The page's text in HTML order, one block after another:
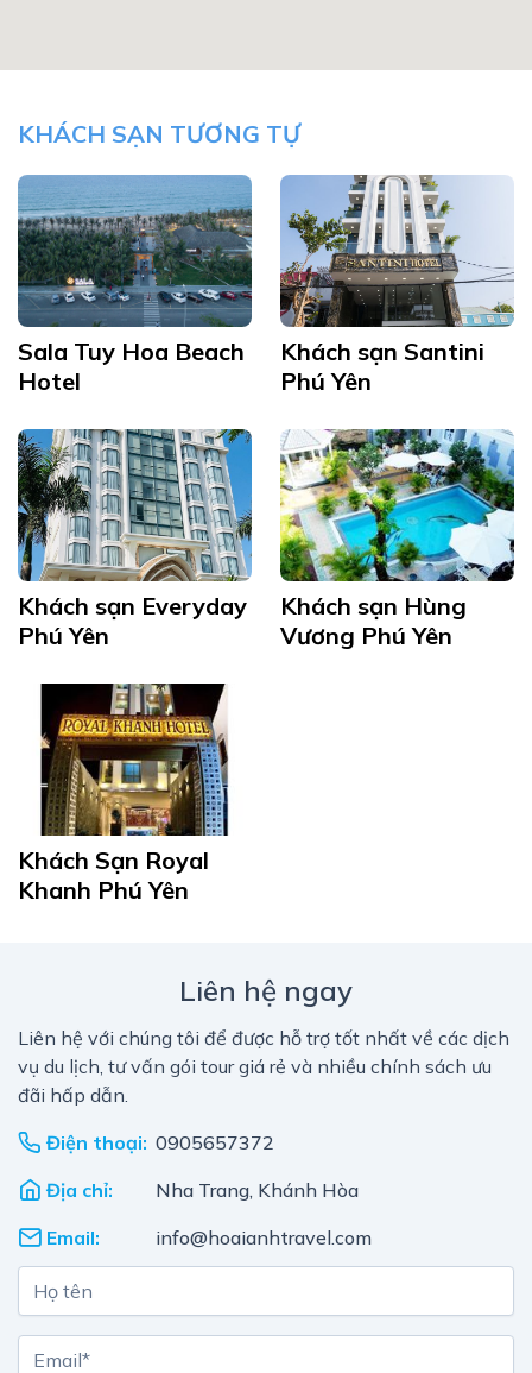
KHÁCH SẠN TƯƠNG TỰ
Sala Tuy Hoa Beach
Hotel
Khách sạn Santini
Phú Yên
Khách sạn Everyday
Phú Yên
Khách sạn Hùng
Vương Phú Yên
Khách Sạn Royal
Khanh Phú Yên
Liên hệ ngay
Liên hệ với chúng tôi để được hỗ trợ tốt nhất về các dịch
vụ du lịch, tư vấn gói tour giá rẻ và nhiều chính sách ưu
đãi hấp dẫn.
Điện thoại: 0905657372
Địa chỉ:
Nha Trang, Khánh Hòa
Email:
info@hoaianhtravel.com